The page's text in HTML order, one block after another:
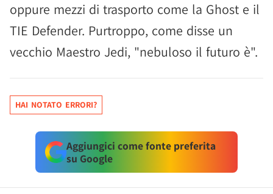
oppure mezzi di trasporto come la Ghost e il
TIE Defender. Purtroppo, come disse un
vecchio Maestro Jedi, "nebuloso il futuro è".
HAI NOTATO ERRORI?
Aggiungici come fonte preferita
su Google